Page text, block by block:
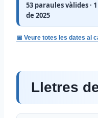
53 paraules vàlides ·
de 2025
📅 Veure totes les dates al
Lletres